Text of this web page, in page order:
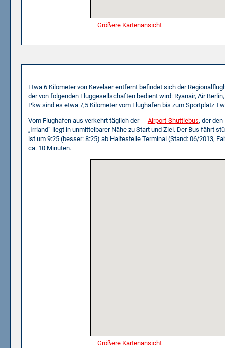
Größere Kartenansicht
Etwa 6 Kilometer von Kevelaer entfernt befindet sich der
der von folgenden Fluggesellschaften bedient wird: Ryanair, Air
Pkw sind es etwa 7,5 Kilometer vom Flughafen bis zum Sportplatz
Vom Flughafen aus verkehrt täglich der Airport-Shuttlebus, der
„Irrland“ liegt in unmittelbarer Nähe zu Start und Ziel. Der Bus fährt
ist um 9:25 (besser: 8:25) ab Haltestelle Terminal (Stand: 06/2013,
ca. 10 Minuten.
Größere Kartenansicht